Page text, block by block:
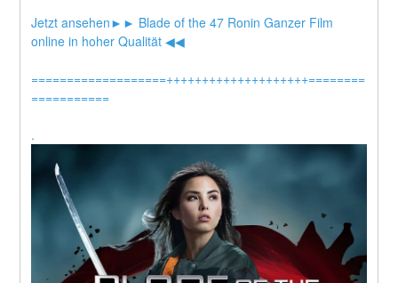
Jetzt ansehen►► Blade of the 47 Ronin Ganzer Film
online in hoher Qualität ◀◀
===================++++++++++++++++++++========
===========
.